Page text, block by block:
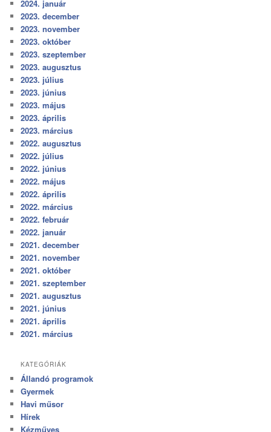
2024. január
2023. december
2023. november
2023. október
2023. szeptember
2023. augusztus
2023. július
2023. június
2023. május
2023. április
2023. március
2022. augusztus
2022. július
2022. június
2022. május
2022. április
2022. március
2022. február
2022. január
2021. december
2021. november
2021. október
2021. szeptember
2021. augusztus
2021. június
2021. április
2021. március
KATEGÓRIÁK
Állandó programok
Gyermek
Havi műsor
Hírek
Kézműves